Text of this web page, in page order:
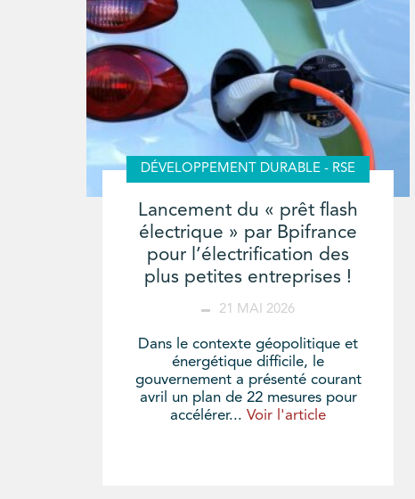
DÉVELOPPEMENT DURABLE - RSE
Lancement du « prêt flash
électrique » par Bpifrance
pour l’électrification des
plus petites entreprises !
21 MAI 2026
Dans le contexte géopolitique et
énergétique difficile, le
gouvernement a présenté courant
avril un plan de 22 mesures pour
accélérer...Voir l'article